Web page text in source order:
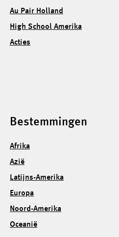
Au Pair Holland
High School Amerika
Acties
Bestemmingen
Afrika
Azië
Latijns-Amerika
Europa
Noord-Amerika
Oceanië